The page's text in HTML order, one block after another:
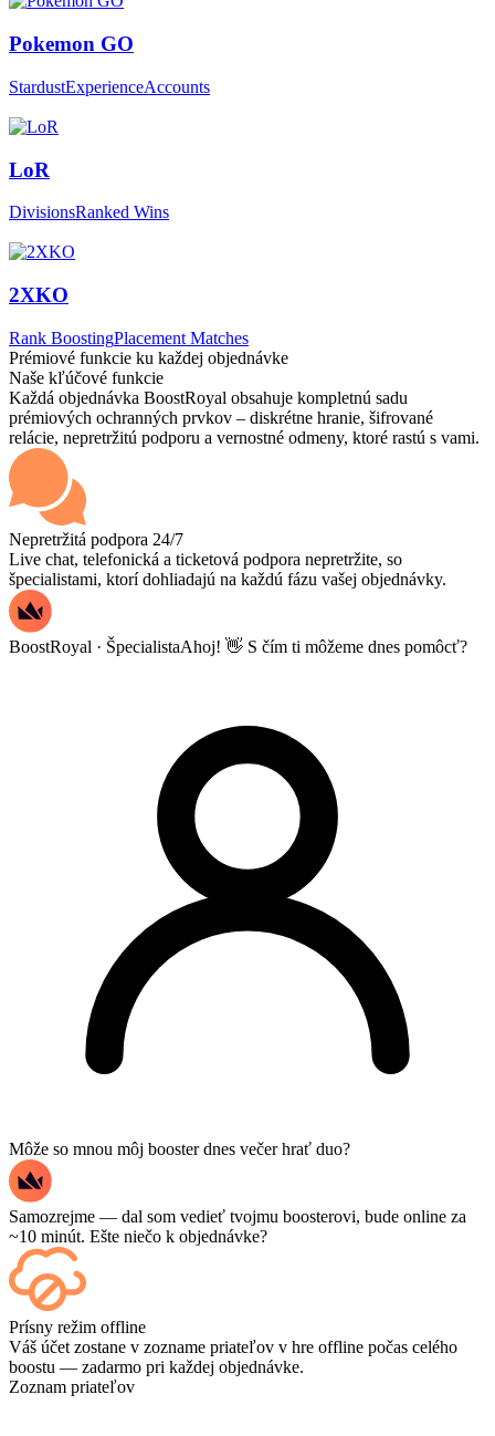
Pokemon GO
StardustExperienceAccounts
LoR
DivisionsRanked Wins
2XKO
Rank BoostingPlacement Matches
Prémiové funkcie ku každej objednávke
Naše kľúčové funkcie
Každá objednávka BoostRoyal obsahuje kompletnú sadu
prémiových ochranných prvkov – diskrétne hranie, šifrované
relácie, nepretržitú podporu a vernostné odmeny, ktoré rastú s vami.
Nepretržitá podpora 24/7
Live chat, telefonická a ticketová podpora nepretržite, so
špecialistami, ktorí dohliadajú na každú fázu vašej objednávky.
BoostRoyal · ŠpecialistaAhoj! 👋 S čím ti môžeme dnes pomôcť?
Môže so mnou môj booster dnes večer hrať duo?
Samozrejme — dal som vedieť tvojmu boosterovi, bude online za
~10 minút. Ešte niečo k objednávke?
Áno – každý zápas sa po skončení zobrazí na vašom ovládacom
paneli, a ak si chcete pozrieť samotné hry, pridajte si pri pokladni
možnosť Streaming.
Prísny režim offline
Váš účet zostane v zozname priateľov v hre offline počas celého
boostu — zadarmo pri každej objednávke.
Zoznam priateľov